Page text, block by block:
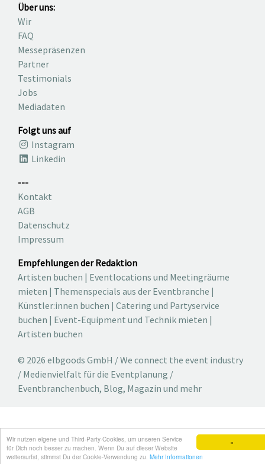
×
Wir nutzen eigene und Third-Party-Cookies, um unseren Service
für Dich noch besser zu machen. Wenn Du auf dieser Website
weitersurfst, stimmst Du der Cookie-Verwendung zu. Mehr Informationen
Über uns:
Wir
FAQ
Messepräsenzen
Partner
Testimonials
Jobs
Mediadaten
Folgt uns auf
Instagram
Linkedin
---
Kontakt
AGB
Datenschutz
Impressum
Empfehlungen der Redaktion
Artisten buchen | Eventlocations und Meetingräume
mieten | Themenspecials aus der Eventbranche |
Künstler:innen buchen | Catering und Partyservice
buchen | Event-Equipment und Technik mieten |
Artisten buchen
© 2026 elbgoods GmbH / We connect the event industry
/ Medienvielfalt für die Eventplanung /
Eventbranchenbuch, Blog, Magazin und mehr